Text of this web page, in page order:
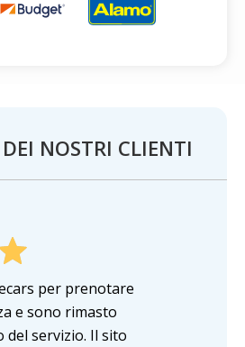
NOSTRI CLIENTI
per prenotare
e sono rimasto
servizio. Il sito